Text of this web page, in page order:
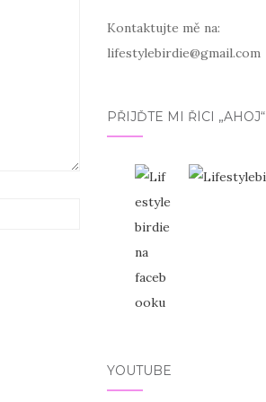
Kontaktujte mě na:
lifestylebirdie@gmail.com
PŘIJĎTE MI ŘÍCI „AHOJ“
YOUTUBE